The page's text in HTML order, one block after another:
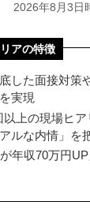
2026年8月3日
アの特徴
した面接対策
実現
以上の現場ヒ
ルな内情」を
が年収70万円